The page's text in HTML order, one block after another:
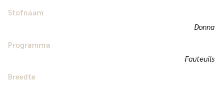
Stofnaam
Donna
Programma
Fauteuils
Breedte